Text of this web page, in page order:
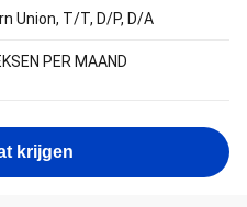
Union, T/T, D/P, D/A
PER MAAND
krijgen